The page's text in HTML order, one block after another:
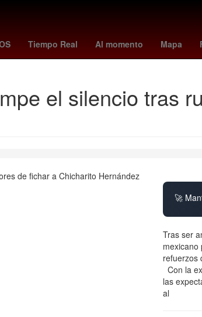
Tiempo Real Al momento Mapa
Unidos Gobierno Nominación LeBron
el silencio tras
🚀
Tras ser
mexicano
refuerzos
Con la
las
al